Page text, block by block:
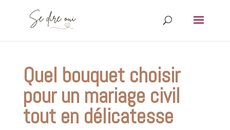
Quel bouquet choisir
pour un mariage civil
tout en délicatesse